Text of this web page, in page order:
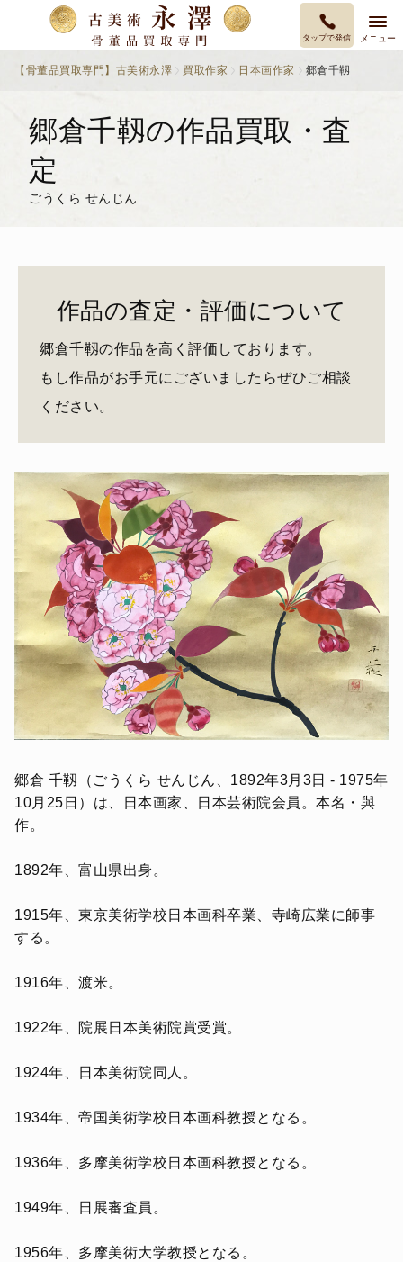
タップで発信 メニュー
【骨董品買取専門】古美術永澤 買取作家 日本画作家 郷倉千靱
郷倉千靱の作品買取・査
定
ごうくら せんじん
作品の査定・評価について
郷倉千靱の作品を高く評価しております。
もし作品がお手元にございましたらぜひご相談
ください。
郷倉 千靱（ごうくら せんじん、1892年3月3日 - 1975年
10月25日）は、日本画家、日本芸術院会員。本名・與
作。
1892年、富山県出身。
1915年、東京美術学校日本画科卒業、寺崎広業に師事
する。
1916年、渡米。
1922年、院展日本美術院賞受賞。
1924年、日本美術院同人。
1934年、帝国美術学校日本画科教授となる。
1936年、多摩美術学校日本画科教授となる。
1949年、日展審査員。
1956年、多摩美術大学教授となる。